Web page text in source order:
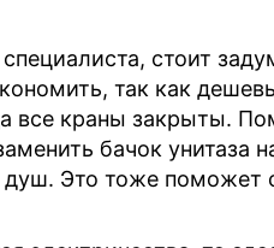
стоит
так как
все краны закрыты.
бачок унитаза
душ. Это тоже поможет